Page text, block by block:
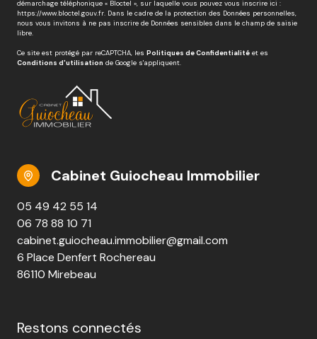
démarchage téléphonique « Bloctel », sur laquelle vous pouvez vous inscrire ici :
https://www.bloctel.gouv.fr. Dans le cadre de la protection des Données personnelles,
nous vous invitons à ne pas inscrire de Données sensibles dans le champ de saisie
libre.
Ce site est protégé par reCAPTCHA, les Politiques de Confidentialité et es
Conditions d'utilisation de Google s'appliquent.
Cabinet Guiocheau Immobilier
05 49 42 55 14
06 78 88 10 71
cabinet.guiocheau.immobilier@gmail.com
6 Place Denfert Rochereau
86110 Mirebeau
Restons connectés